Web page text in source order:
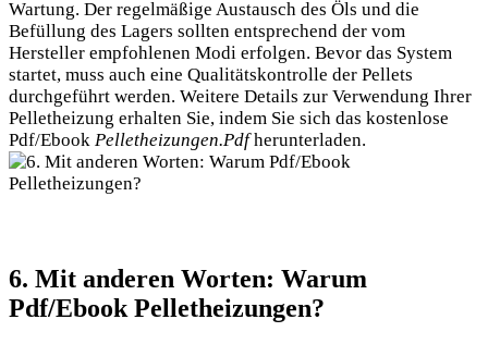
Wartung. Der regelmäßige Austausch des Öls und die
Befüllung des Lagers sollten entsprechend der vom
Hersteller empfohlenen Modi erfolgen. Bevor das System
startet, muss auch eine Qualitätskontrolle der Pellets
durchgeführt werden. Weitere Details zur Verwendung Ihrer
Pelletheizung erhalten Sie, indem Sie sich das kostenlose
Pdf/Ebook Pelletheizungen.Pdfherunterladen.
6. Mit anderen Worten: Warum
Pdf/Ebook Pelletheizungen?